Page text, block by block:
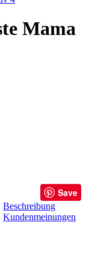
Mama
Save
Beschreibung
Kundenmeinungen